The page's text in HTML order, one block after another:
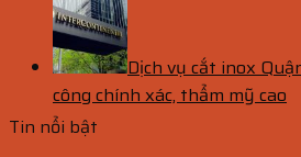
Dịch vụ cắt inox
công chính xác, thẩm mỹ cao
Tin nổi bật